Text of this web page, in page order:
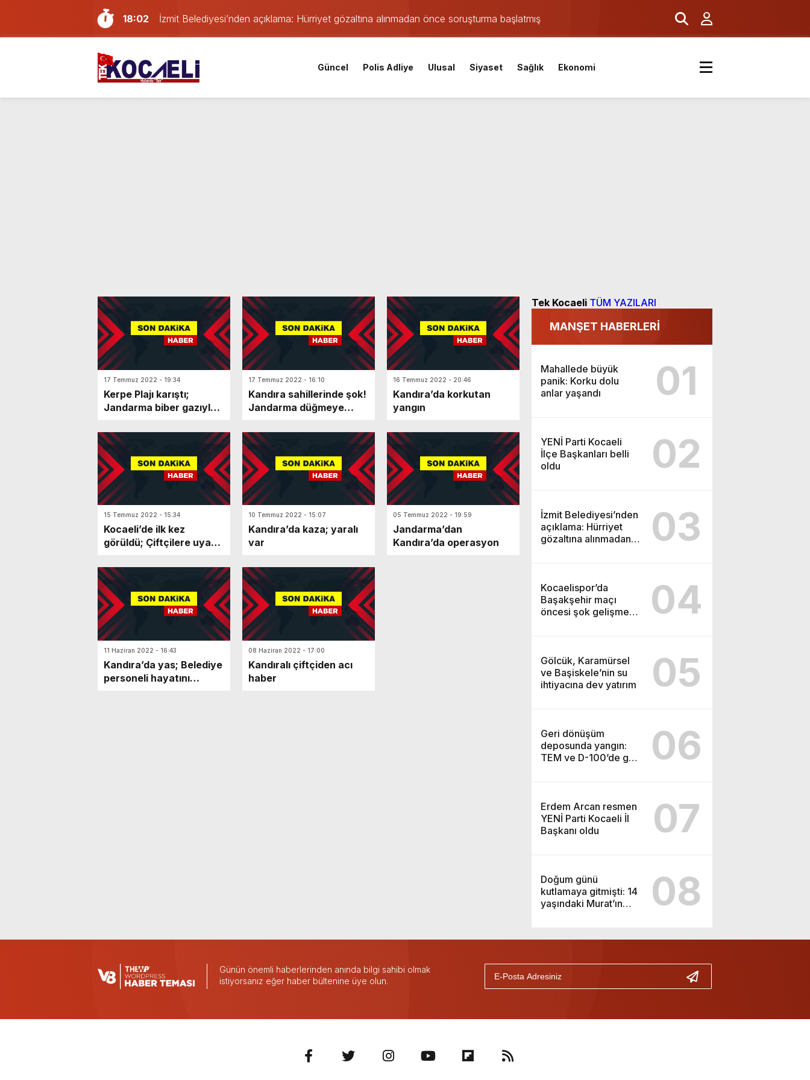
18:02
İzmit Belediyesi’nden açıklama: Hürriyet gözaltına alınmadan önce soruşturma başlatmış
16:24
Kocaelispor’da Başakşehir maçı öncesi şok gelişme: Lisans işlemleri durduruldu!
21:59
Gölcük, Karamürsel ve Başiskele’nin su ihtiyacına dev yatırım
21:29
Geri dönüşüm deposunda yangın: TEM ve D-100’de göz gözü görmedi
16:20
Erdem Arcan resmen YENİ Parti Kocaeli İl Başkanı oldu
Güncel Polis Adliye Ulusal Siyaset Sağlık Ekonomi
17 Temmuz 2022 - 19:34
Kerpe Plajı karıştı;
Jandarma biber gazıyla
17 Temmuz 2022 - 16:10
Kandıra sahillerinde şok!
Jandarma düğmeye
16 Temmuz 2022 - 20:46
Kandıra’da korkutan
yangın
15 Temmuz 2022 - 15:34
Kocaeli’de ilk kez
görüldü; Çiftçilere uyarı,
10 Temmuz 2022 - 15:07
Kandıra’da kaza; yaralı
var
05 Temmuz 2022 - 19:59
Jandarma’dan
Kandıra’da operasyon
11 Haziran 2022 - 16:43
Kandıra’da yas; Belediye
personeli hayatını
08 Haziran 2022 - 17:00
Kandıralı çiftçiden acı
haber
Tek Kocaeli TÜM YAZILARI
MANŞET HABERLERİ
Mahallede büyük
panik: Korku dolu
anlar yaşandı
01
YENİ Parti Kocaeli
İlçe Başkanları belli
oldu
02
İzmit Belediyesi’nden
açıklama: Hürriyet
gözaltına alınmadan
03
Kocaelispor’da
Başakşehir maçı
öncesi şok gelişme:
04
Gölcük, Karamürsel
ve Başiskele’nin su
ihtiyacına dev yatırım
05
Geri dönüşüm
deposunda yangın:
TEM ve D-100’de göz
06
Erdem Arcan resmen
YENİ Parti Kocaeli İl
Başkanı oldu
07
Doğum günü
kutlamaya gitmişti: 14
yaşındaki Murat’ın
08
Günün önemli haberlerinden anında bilgi sahibi olmak
istiyorsanız eğer haber bültenine üye olun.